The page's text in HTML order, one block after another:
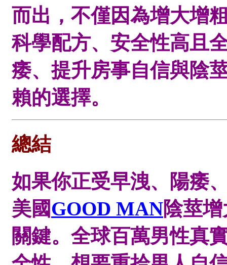
而出，不僅因為增大增
科學配方、安全性高且
痿、提升房事自信與陰
賴的選擇。
總結
如果你正受早洩、陽痿
美國GOOD MAN陰莖
關鍵。全球百萬男性真